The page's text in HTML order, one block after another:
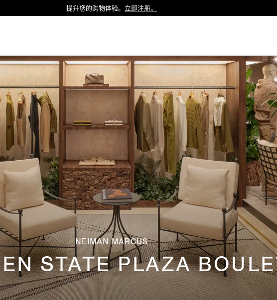
Luxembourg
Poland
Portugal
Romania
Slovakia
Slovenia
Spain
Sweden
Switzerland
Turkey
United Kingdom
提升您的购物体验。 立即注册。
NEIMAN MARCUS
STATE PLAZA